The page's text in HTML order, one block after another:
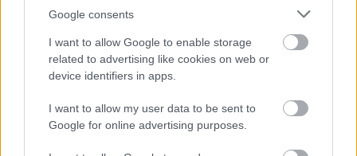
Google consents
I want to allow Google to enable storage
related to advertising like cookies on web or
device identifiers in apps.
I want to allow my user data to be sent to
Google for online advertising purposes.
3 napja
kezdett